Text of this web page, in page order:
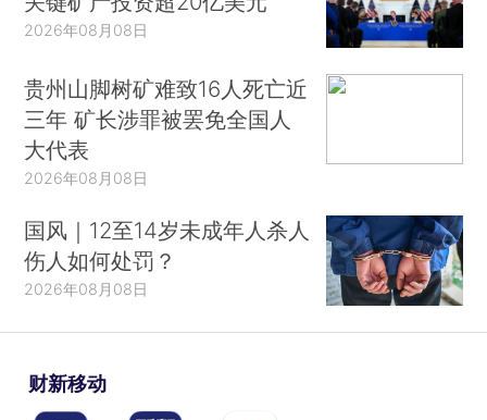
2026年08月08日
贵州山脚树矿难致16人死亡近
三年 矿长涉罪被罢免全国人
大代表
2026年08月08日
国风｜12至14岁未成年人杀人
伤人如何处罚？
2026年08月08日
财新移动